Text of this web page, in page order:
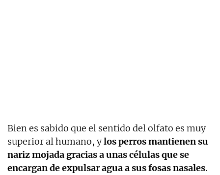
Bien es sabido que el sentido del olfato es muy
superior al humano, ylos perros mantienen su
nariz mojada gracias a unas células que se
encargan de expulsar agua a sus fosas nasales.